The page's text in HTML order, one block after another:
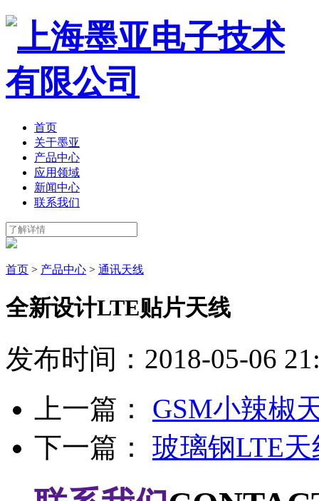
首页
关于墨亚
产品中心
应用领域
新闻中心
联系我们
首页 > 产品中心 > 通讯天线
全新设计LTE贴片天线
发布时间：2018-05-06
上一篇： GSM小辣椒
下一篇： 玻璃钢LTE天